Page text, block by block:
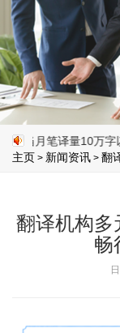
笔译量10万字以上
主页 > 新闻资讯 > 翻
翻译机构多
畅